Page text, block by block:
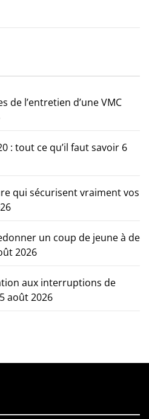
de l’entretien d’une VMC
: tout ce qu’il faut savoir 6
qui sécurisent vraiment vos
un coup de jeune à de
2026
aux interruptions de
5 août 2026